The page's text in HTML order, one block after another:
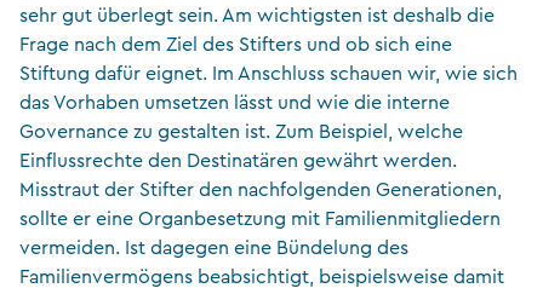
sehr gut überlegt sein. Am wichtigsten ist deshalb die
Frage nach dem Ziel des Stifters und ob sich eine
Stiftung dafür eignet. Im Anschluss schauen wir, wie sich
das Vorhaben umsetzen lässt und wie die interne
Governance zu gestalten ist. Zum Beispiel, welche
Einflussrechte den Destinatären gewährt werden.
Misstraut der Stifter den nachfolgenden Generationen,
sollte er eine Organbesetzung mit Familienmitgliedern
vermeiden. Ist dagegen eine Bündelung des
Familienvermögens beabsichtigt, beispielsweise damit